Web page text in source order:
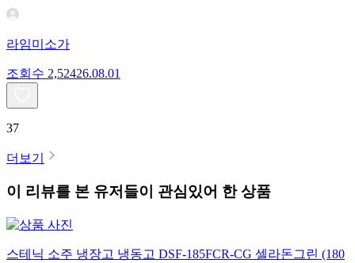
라임미소가
조회수 2,52426.08.01
37
더보기
이 리뷰를 본 유저들이 관심있어 한 상품
스테닉 소주 냉장고 냉동고 DSF-185FCR-CG 셀라돈그린 (180